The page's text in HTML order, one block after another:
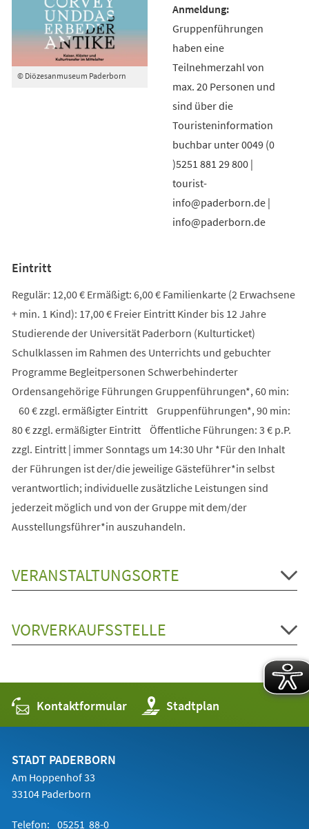
© Diözesanmuseum Paderborn
Gruppenführungen
haben eine
Teilnehmerzahl von
max. 20 Personen und
sind über die
Touristeninformation
buchbar unter 0049 (0
)5251 881 29 800 |
tourist-
info@paderborn.de |
info@paderborn.de
Eintritt
Regulär: 12,00 € Ermäßigt: 6,00 € Familienkarte (2 Erwachsene
+ min. 1 Kind): 17,00 € Freier Eintritt Kinder bis 12 Jahre
Studierende der Universität Paderborn (Kulturticket)
Schulklassen im Rahmen des Unterrichts und gebuchter
Programme Begleitpersonen Schwerbehinderter
Ordensangehörige Führungen Gruppenführungen*, 60 min:
60 € zzgl. ermäßigter Eintritt Gruppenführungen*, 90 min:
80 € zzgl. ermäßigter Eintritt Öffentliche Führungen: 3 € p.P.
zzgl. Eintritt | immer Sonntags um 14:30 Uhr *Für den Inhalt
der Führungen ist der/die jeweilige Gästeführer*in selbst
verantwortlich; individuelle zusätzliche Leistungen sind
jederzeit möglich und von der Gruppe mit dem/der
Ausstellungsführer*in auszuhandeln.
VERANSTALTUNGSORTE
VORVERKAUFSSTELLE
Kontaktformular Stadtplan
(Öffnet
in
einem
STADT PADERBORN
Am Hoppenhof 33
33104 Paderborn
Telefon: 05251 88-0